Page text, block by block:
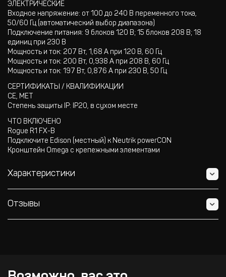
ЭЛЕКТРИЧЕСКИЕ
Входное напряжение: от 100 до 240 В переменного тока,
50/60 Гц (автоматический выбор диапазона)
Подключение питания: 9 блоков 120 В; 15 блоков 208 В; 18
единиц при 230 В
Мощность и ток: 207 Вт, 1,68 А при 120 В, 60 Гц
Мощность и ток: 200 Вт, 0,938 А при 208 В, 60 Гц
Мощность и ток: 197 Вт, 0,876 А при 230 В, 50 Гц
СЕРТИФИКАТЫ / КВАЛИФИКАЦИИ
CE, MET
Степень защиты IP: IP20, в сухом месте
ЧТО ВКЛЮЧЕНО
Rogue R1 FX-B
Подключите Edison (местный) к Neutrik powerCON
Кронштейн Omega с крепежными элементами
Характеристики
Отзывы